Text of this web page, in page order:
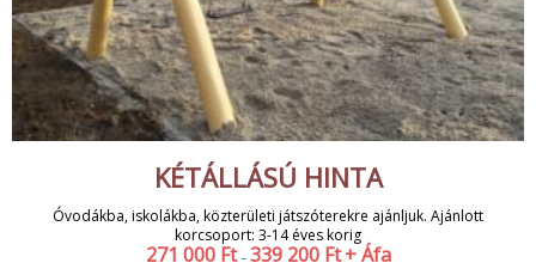
KÉTÁLLÁSÚ HINTA
Óvodákba, iskolákba, közterületi játszóterekre ajánljuk. Ajánlott
korcsoport: 3-14 éves korig
271 000 Ft – 339 200 Ft + Áfa